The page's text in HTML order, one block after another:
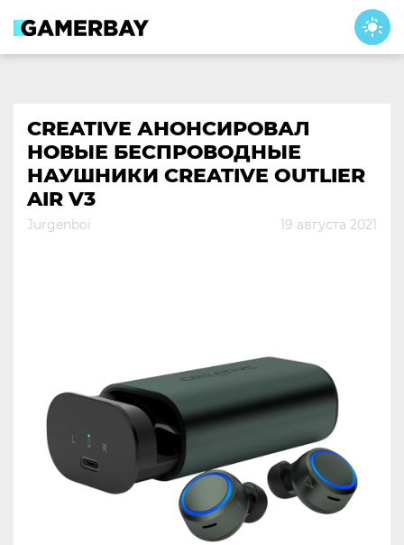
content
CREATIVE АНОНСИРОВАЛ
НОВЫЕ БЕСПРОВОДНЫЕ
НАУШНИКИ CREATIVE OUTLIER
AIR V3
Jurgenboi 19 августа 2021